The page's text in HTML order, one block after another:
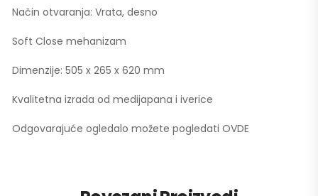
Način otvaranja: Vrata, desno
Soft Close mehanizam
Dimenzije: 505 x 265 x 620 mm
Kvalitetna izrada od medijapana i iverice
Odgovarajuće ogledalo možete pogledati OVDE